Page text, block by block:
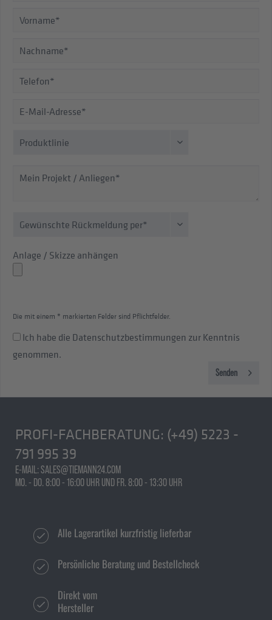
Anlage / Skizze anhängen
Die mit einem * markierten Felder sind Pflichtfelder.
Ich habe die Datenschutzbestimmungen zur Kenntnis
genommen.
Senden
PROFI-FACHBERATUNG: (+49) 5223 -
791 995 39
E-MAIL: SALES@TIEMANN24.COM
MO. - DO. 8:00 - 16:00 UHR UND FR. 8:00 - 13:30 UHR
Alle Lagerartikel kurzfristig lieferbar
Persönliche Beratung und Bestellcheck
Direkt vom
Hersteller